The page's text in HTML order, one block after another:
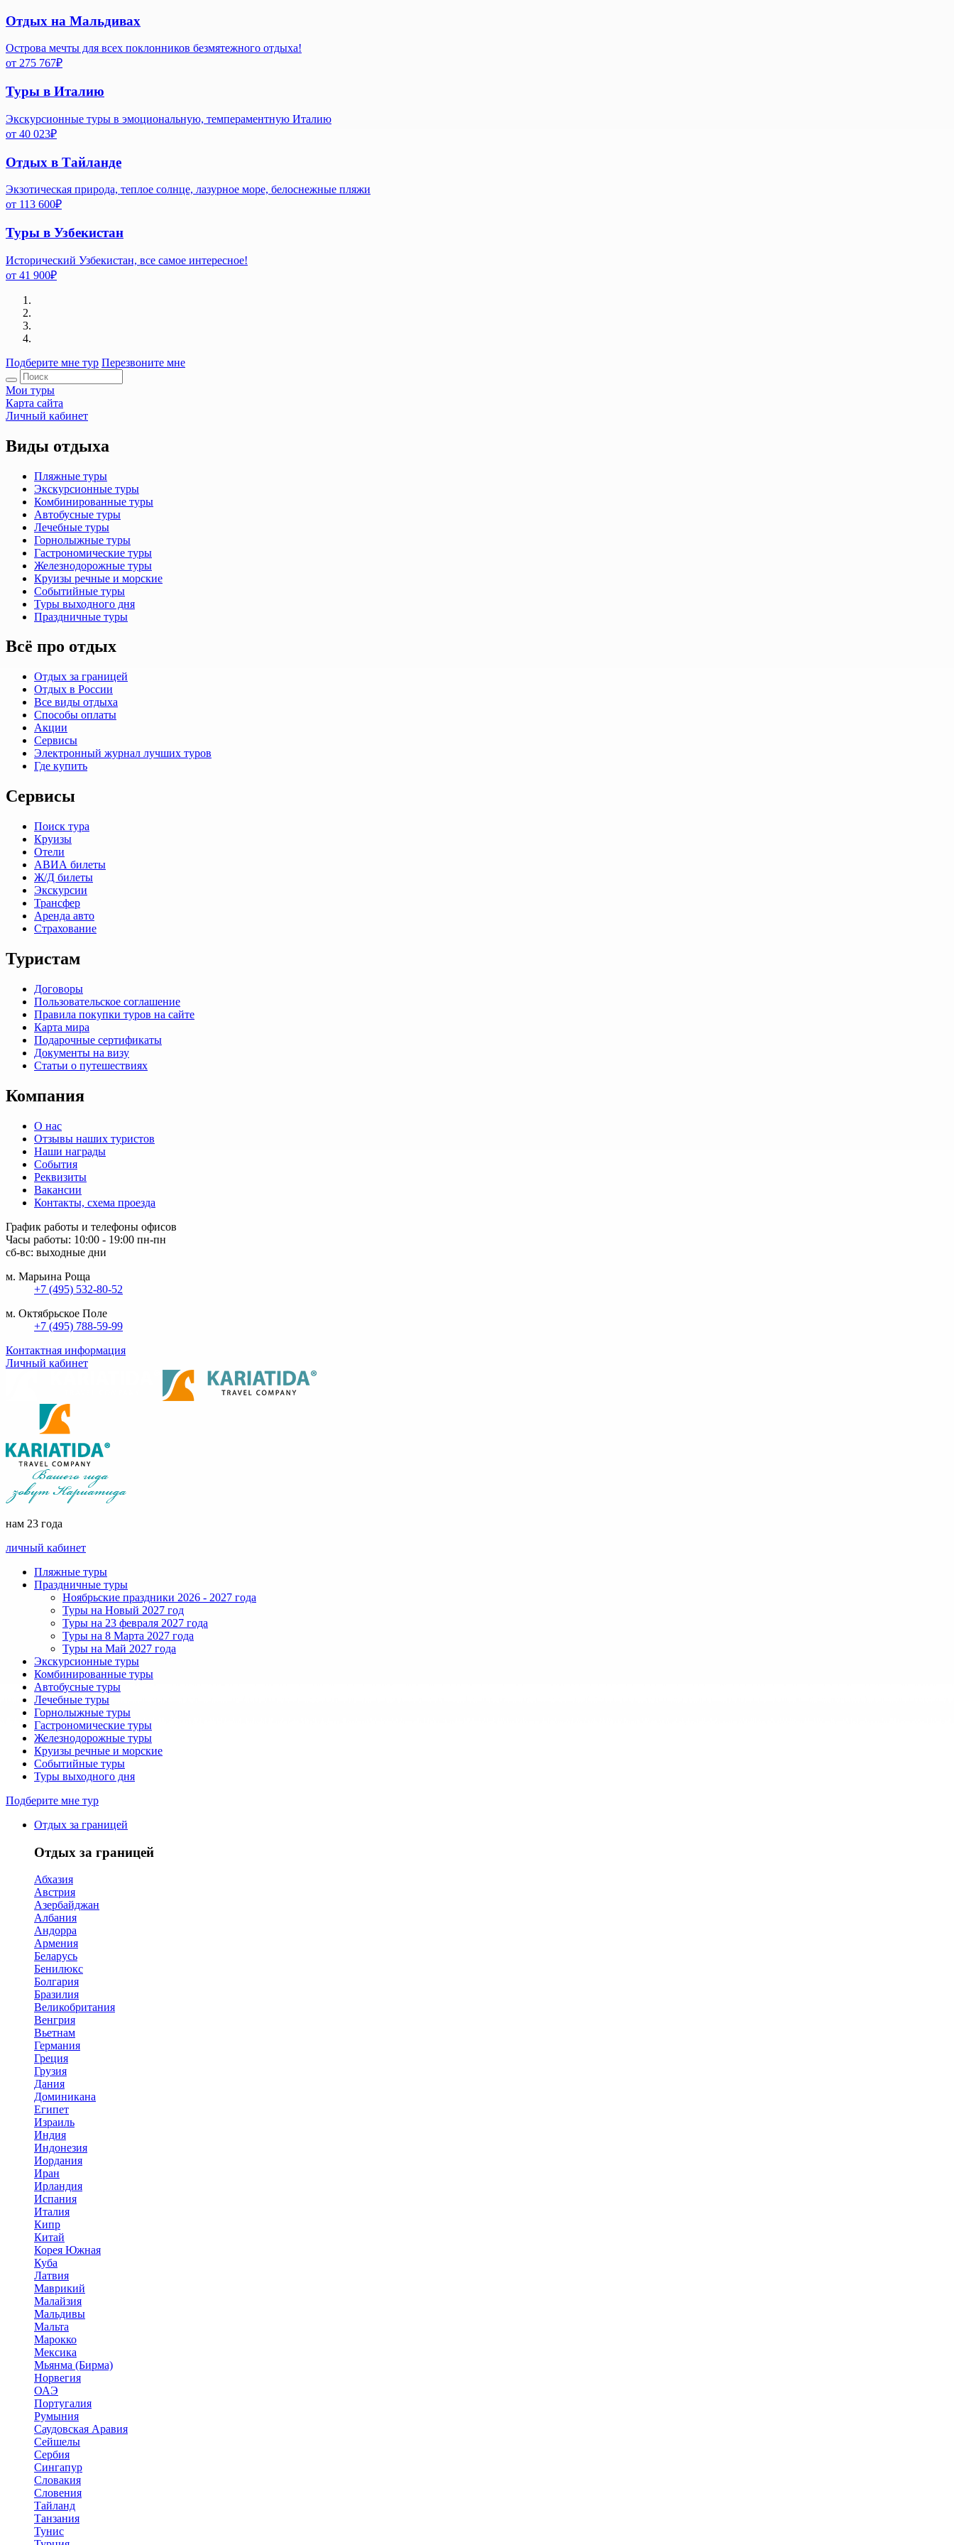
Отдых на Мальдивах
Острова мечты для всех поклонников безмятежного отдыха!
от 275 767₽
Туры в Италию
Экскурсионные туры в эмоциональную, темпераментную Италию
от 40 023₽
Отдых в Тайланде
Экзотическая природа, теплое солнце, лазурное море, белоснежные пляжи
от 113 600₽
Туры в Узбекистан
Исторический Узбекистан, все самое интересное!
от 41 900₽
Подберите мне тур Перезвоните мне
Мои туры
Карта сайта
Личный кабинет
Виды отдыха
Пляжные туры
Экскурсионные туры
Комбинированные туры
Автобусные туры
Лечебные туры
Горнолыжные туры
Гастрономические туры
Железнодорожные туры
Круизы речные и морские
Событийные туры
Туры выходного дня
Праздничные туры
Всё про отдых
Отдых за границей
Отдых в России
Все виды отдыха
Способы оплаты
Акции
Сервисы
Электронный журнал лучших туров
Где купить
Сервисы
Поиск тура
Круизы
Отели
АВИА билеты
Ж/Д билеты
Экскурсии
Трансфер
Аренда авто
Страхование
Туристам
Договоры
Пользовательское соглашение
Правила покупки туров на сайте
Карта мира
Подарочные сертификаты
Документы на визу
Статьи о путешествиях
Компания
О нас
Отзывы наших туристов
Наши награды
События
Реквизиты
Вакансии
Контакты, схема проезда
График работы и телефоны офисов
Часы работы: 10:00 - 19:00 пн-пн
сб-вс: выходные дни
м. Марьина Роща
+7 (495) 532-80-52
м. Октябрьское Поле
+7 (495) 788-59-99
Контактная информация
Личный кабинет
нам 23 года
личный кабинет
Пляжные туры
Праздничные туры
Ноябрьские праздники 2026 - 2027 года
Туры на Новый 2027 год
Туры на 23 февраля 2027 года
Туры на 8 Марта 2027 года
Туры на Май 2027 года
Экскурсионные туры
Комбинированные туры
Автобусные туры
Лечебные туры
Горнолыжные туры
Гастрономические туры
Железнодорожные туры
Круизы речные и морские
Событийные туры
Туры выходного дня
Подберите мне тур
Отдых за границей
Отдых за границей
Абхазия
Австрия
Азербайджан
Албания
Андорра
Армения
Беларусь
Бенилюкс
Болгария
Бразилия
Великобритания
Венгрия
Вьетнам
Германия
Греция
Грузия
Дания
Доминикана
Египет
Израиль
Индия
Индонезия
Иордания
Иран
Ирландия
Испания
Италия
Кипр
Китай
Корея Южная
Куба
Латвия
Маврикий
Малайзия
Мальдивы
Мальта
Марокко
Мексика
Мьянма (Бирма)
Норвегия
ОАЭ
Португалия
Румыния
Саудовская Аравия
Сейшелы
Сербия
Сингапур
Словакия
Словения
Тайланд
Танзания
Тунис